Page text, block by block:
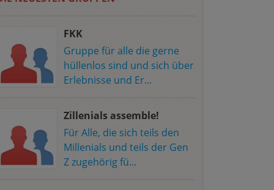
FKK
Gruppe für alle die gerne
hüllenlos sind und sich über
Erlebnisse und Er...
Zillenials assemble!
Für Alle, die sich teils den
Millenials und teils der Gen
Z zugehörig fü...